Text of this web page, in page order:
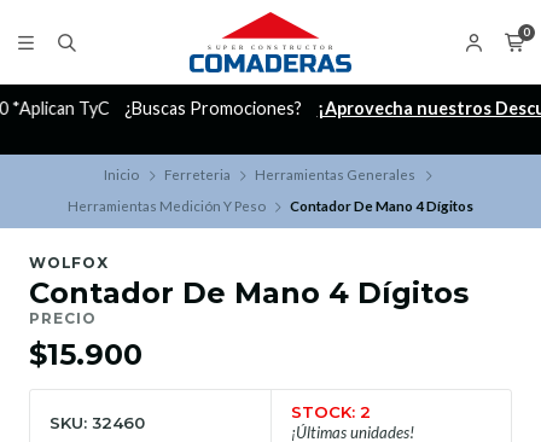
0
¿Buscas Promociones? ¡Aprovecha nuestros Descuentazos!
Inicio Ferreteria
Herramientas Generales
Herramientas Medición Y Peso
Contador De Mano 4 Dígitos
WOLFOX
Contador De Mano 4 Dígitos
PRECIO
$15.900
SKU: 32460
STOCK: 2
¡Últimas unidades!